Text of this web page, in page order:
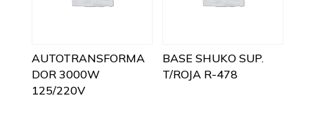
AUTOTRANSFORMA
DOR 3000W
125/220V
BASE SHUKO SUP.
T/ROJA R-478